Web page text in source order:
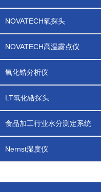
NOVATECH氧探头
NOVATECH高温露点仪
氧化锆分析仪
LT氧化锆探头
食品加工行业水分测定系统
Nernst湿度仪